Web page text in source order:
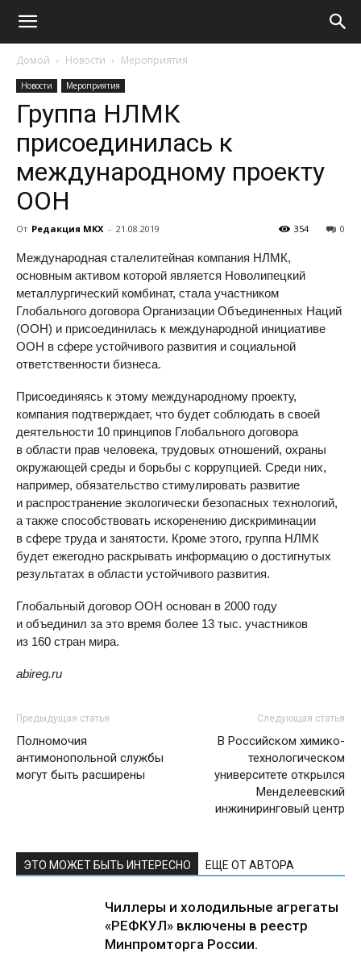
Домой Новости Мероприятия
Новости Мероприятия
Группа НЛМК
присоединилась к
международному проекту
ООН
От Редакция МКХ - 21.08.2019 0
354
Международная сталелитейная компания НЛМК,
основным активом которой является Новолипецкий
металлургический комбинат, стала участником
Глобального договора Организации Объединенных Наций
(ООН) и присоединилась к международной инициативе
ООН в сфере устойчивого развития и социальной
ответственности бизнеса.
Присоединяясь к этому международному проекту,
компания подтверждает, что будет соблюдать в своей
деятельности 10 принципов Глобального договора
в области прав человека, трудовых отношений, охраны
окружающей среды и борьбы с коррупцией. Среди них,
например, обязательство стимулировать развитие
и распространение экологически безопасных технологий,
а также способствовать искоренению дискриминации
в сфере труда и занятости. Кроме этого, группа НЛМК
будет ежегодно раскрывать информацию о достигнутых
результатах в области устойчивого развития.
Глобальный договор ООН основан в 2000 году
и объединил за это время более 13 тыс. участников
из 160 стран мира.
abireg.ru
Предыдущая статья
Полномочия
антимонопольной службы
могут быть расширены
Следующая статья
В Российском химико-
технологическом
университете открылся
Менделеевский
инжиниринговый центр
ЭТО МОЖЕТ БЫТЬ ИНТЕРЕСНО ЕЩЕ ОТ АВТОРА
Чиллеры и холодильные агрегаты
«РЕФКУЛ» включены в реестр
Минпромторга России.